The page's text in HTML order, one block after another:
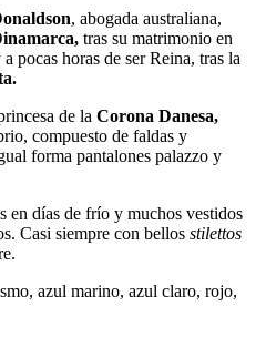
, abogada australiana,
tras su matrimonio en
a pocas horas de ser Reina, tras la
de la Corona Danesa,
compuesto de faldas y
forma pantalones palazzo y
en días de frío y muchos vestidos
Casi siempre con bellos stilettos
azul marino, azul claro, rojo,